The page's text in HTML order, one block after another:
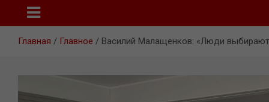
Главная Главное Василий Малащенков: «Люди